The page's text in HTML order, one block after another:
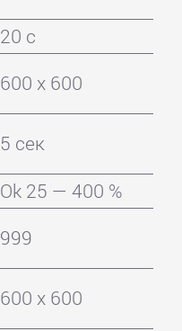
20 с
600 x 600
5 сек
Ok 25 — 400 %
999
600 x 600